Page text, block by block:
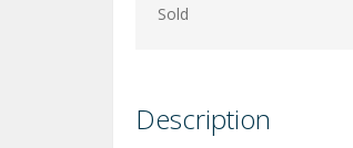
Sold
Description